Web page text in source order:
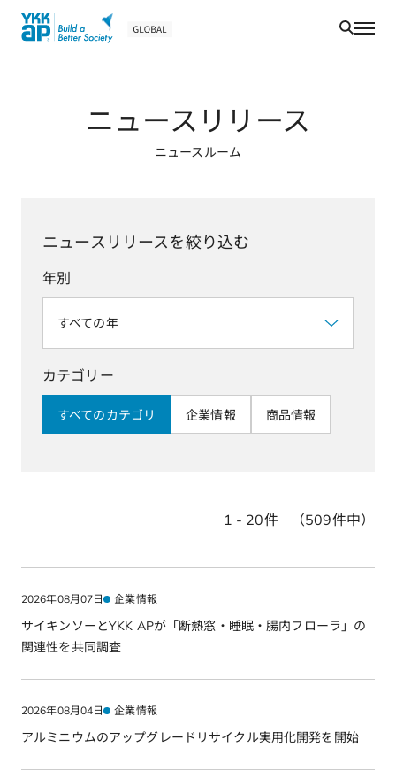
検
ニュースリリース
ニュースルーム
ニュースリリースを絞り込む
年別
すべての年
カテゴリー
すべてのカテゴリ 企業情報 商品情報
1 - 20件 （509件中）
2026年08月07日 企業情報
サイキンソーとYKK APが「断熱窓・睡眠・腸内フローラ」の
関連性を共同調査
2026年08月04日 企業情報
アルミニウムのアップグレードリサイクル実用化開発を開始